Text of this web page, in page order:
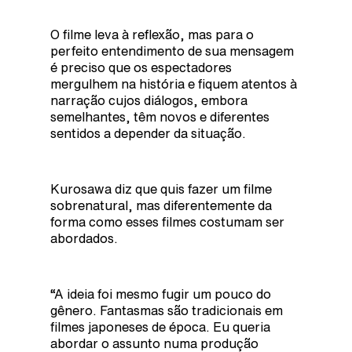
O filme leva à reflexão, mas para o
perfeito entendimento de sua mensagem
é preciso que os espectadores
mergulhem na história e fiquem atentos à
narração cujos diálogos, embora
semelhantes, têm novos e diferentes
sentidos a depender da situação.
Kurosawa diz que quis fazer um filme
sobrenatural, mas diferentemente da
forma como esses filmes costumam ser
abordados.
“A ideia foi mesmo fugir um pouco do
gênero. Fantasmas são tradicionais em
filmes japoneses de época. Eu queria
abordar o assunto numa produção